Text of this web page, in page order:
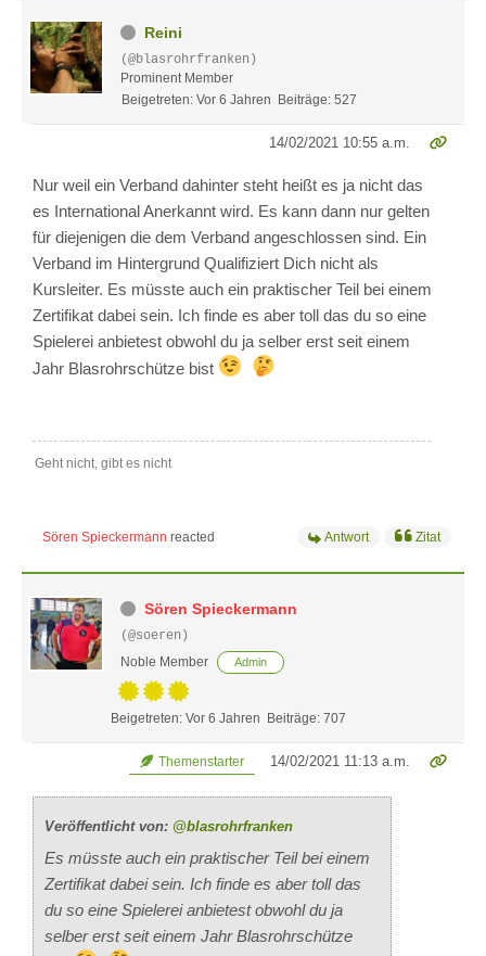
Reini
(@blasrohrfranken)
Prominent Member
Beigetreten: Vor 6 Jahren
Beiträge: 527
14/02/2021 10:55 a.m.
Nur weil ein Verband dahinter steht heißt es ja nicht das
es International Anerkannt wird. Es kann dann nur gelten
für diejenigen die dem Verband angeschlossen sind. Ein
Verband im Hintergrund Qualifiziert Dich nicht als
Kursleiter. Es müsste auch ein praktischer Teil bei einem
Zertifikat dabei sein. Ich finde es aber toll das du so eine
Spielerei anbietest obwohl du ja selber erst seit einem
Jahr Blasrohrschütze bist
Geht nicht, gibt es nicht
Sören Spieckermann reacted Antwort Zitat
Sören Spieckermann
(@soeren)
Noble Member
Admin
Beigetreten: Vor 6 Jahren Beiträge: 707
Themenstarter 14/02/2021 11:13 a.m.
Veröffentlicht von: @blasrohrfranken
Es müsste auch ein praktischer Teil bei einem
Zertifikat dabei sein. Ich finde es aber toll das
du so eine Spielerei anbietest obwohl du ja
selber erst seit einem Jahr Blasrohrschütze